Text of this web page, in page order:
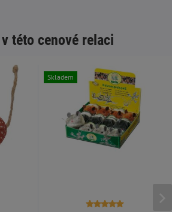
této cenové relaci
Skladem